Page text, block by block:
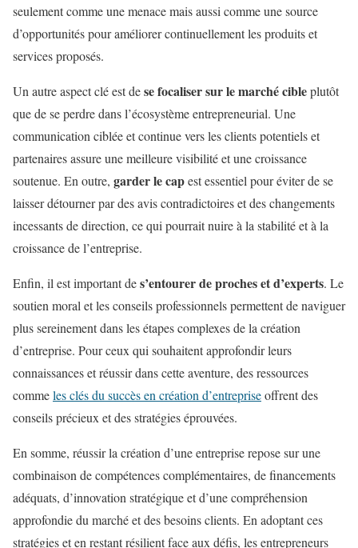
seulement comme une menace mais aussi comme une source
d’opportunités pour améliorer continuellement les produits et
services proposés.
Un autre aspect clé est dese focaliser sur le marché cibleplutôt
que de se perdre dans l’écosystème entrepreneurial. Une
communication ciblée et continue vers les clients potentiels et
partenaires assure une meilleure visibilité et une croissance
soutenue. En outre, garder le capest essentiel pour éviter de se
laisser détourner par des avis contradictoires et des changements
incessants de direction, ce qui pourrait nuire à la stabilité et à la
croissance de l’entreprise.
Enfin, il est important des’entourer de proches et d’experts. Le
soutien moral et les conseils professionnels permettent de naviguer
plus sereinement dans les étapes complexes de la création
d’entreprise. Pour ceux qui souhaitent approfondir leurs
connaissances et réussir dans cette aventure, des ressources
commeles clés du succès en création d’entrepriseoffrent des
conseils précieux et des stratégies éprouvées.
En somme, réussir la création d’une entreprise repose sur une
combinaison de compétences complémentaires, de financements
adéquats, d’innovation stratégique et d’une compréhension
approfondie du marché et des besoins clients. En adoptant ces
stratégies et en restant résilient face aux défis, les entrepreneurs